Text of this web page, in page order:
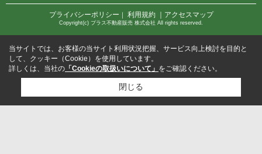
プライバシーポリシー ｜ 利用規約 ｜アクセスマップ
Copyright(c) プラス不動産販売 株式会社 All rights reserved.
当サイトでは、お客様の当サイト利用状況把握、サービス向上検討を目的と
して、クッキー（Cookie）を使用しています。
詳しくは、当社の 「Cookieの取扱いについて」 をご確認ください。
閉じる